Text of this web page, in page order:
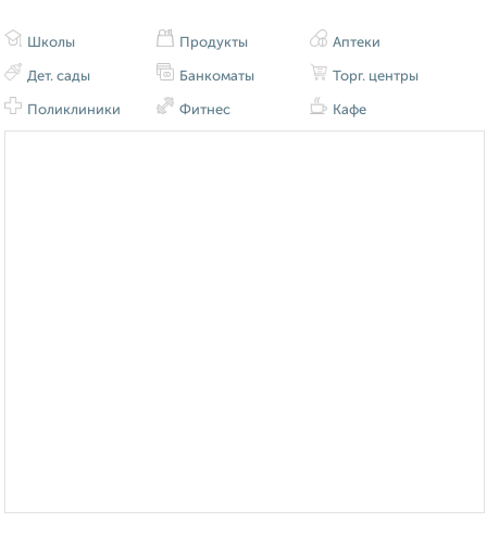
Школы
Дет. сады
Поликлиники
Продукты
Банкоматы
Фитнес
Аптеки
Торг. центры
Кафе